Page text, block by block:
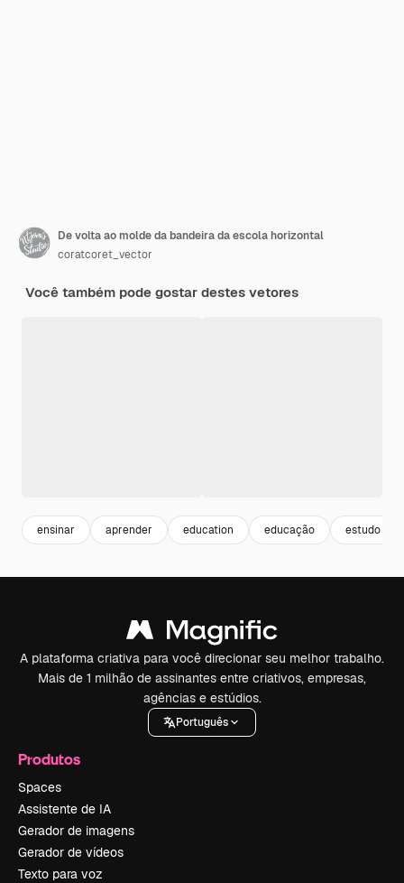
De volta ao molde da bandeira da escola horizontal
coratcoret_vector
Você também pode gostar destes vetores
ensinar aprender education educação estudo
A plataforma criativa para você direcionar seu melhor trabalho.
Mais de 1 milhão de assinantes entre criativos, empresas,
agências e estúdios.
Português
Produtos
Spaces
Assistente de IA
Gerador de imagens
Gerador de vídeos
Texto para voz